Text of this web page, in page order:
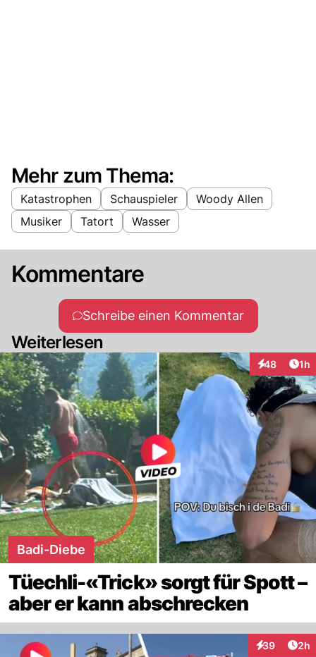
Mehr zum Thema:
Katastrophen Schauspieler
Woody Allen
Musiker
Tatort Wasser
Kommentare
Schreibe einen Kommentar
Weiterlesen
48
Interaktionen
1h
Badi-Diebe
Tüechli-«Trick» sorgt für Spott –
aber er kann abschrecken
39
Interaktionen
2h